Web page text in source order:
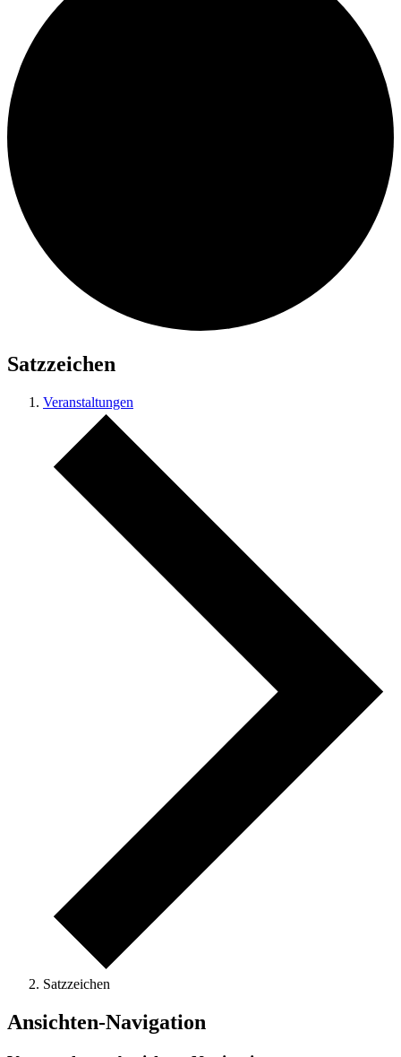
Satzzeichen
Veranstaltungen
Satzzeichen
Veranstaltungen
Ansichten-Navigation